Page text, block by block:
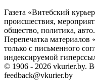
Газета «Витебский
происшествия,
общество, политика, авто.
Перепечатка материалов
только с письменного
индексируемой
© 1906 - 2026 vkurier.by.
feedback@vkurier.by